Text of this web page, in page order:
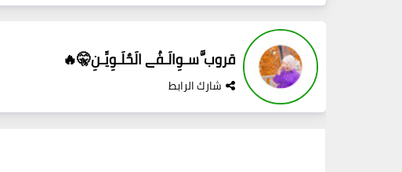
قروب َّسـوِالَـفُے الَحٌلَـوِيِّـنِ🤫🔥
شارك الرابط